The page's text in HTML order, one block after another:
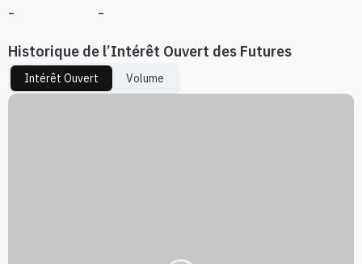
- -
Historique de l’Intérêt Ouvert des Futures
Intérêt Ouvert Volume